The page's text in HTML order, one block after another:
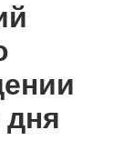
дня